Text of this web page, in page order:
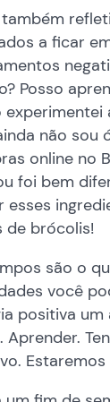
a ficar
Posso
experimentei
não sou
online no
foi bem
esses
de brócolis!
são o
você
positiva
Aprender.